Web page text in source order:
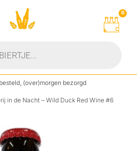
0
besteld, (over)morgen bezorgd
in de Nacht – Wild Duck Red Wine #6